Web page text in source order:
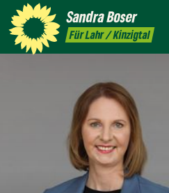
SandraBoser
Für Lahr / Kinzigtal
Presse Kontakt Termine
mich